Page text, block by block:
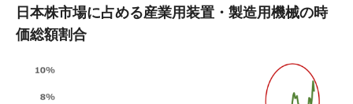
日本株市場に占める産業用装置・製造用機械の時
価総額割合